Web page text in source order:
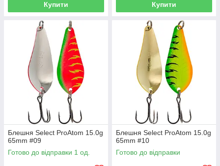
Купити Купити
Блешня Select ProAtom 15.0g
65mm #09
Готово до відправки 1 од.
Блешня Select ProAtom 15.0g
65mm #10
Готово до відправки